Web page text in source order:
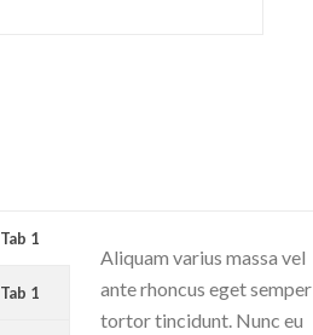
Tab 1
Tab 1
Aliquam varius massa vel
ante rhoncus eget semper
tortor tincidunt. Nunc eu